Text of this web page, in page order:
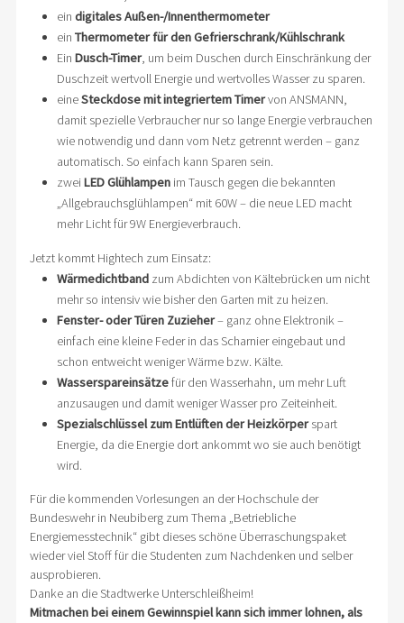
ein digitales Außen-/Innenthermometer
ein Thermometer für den Gefrierschrank/Kühlschrank
Ein Dusch-Timer, um beim Duschen durch Einschränkung der
Duschzeit wertvoll Energie und wertvolles Wasser zu sparen.
eineSteckdose mit integriertem Timervon ANSMANN,
damit spezielle Verbraucher nur so lange Energie verbrauchen
wie notwendig und dann vom Netz getrennt werden – ganz
automatisch. So einfach kann Sparen sein.
zwei LED Glühlampenim Tausch gegen die bekannten
„Allgebrauchsglühlampen“ mit 60W – die neue LED macht
mehr Licht für 9W Energieverbrauch.
Jetzt kommt Hightech zum Einsatz:
Wärmedichtbandzum Abdichten von Kältebrücken um nicht
mehr so intensiv wie bisher den Garten mit zu heizen.
Fenster- oder Türen Zuzieher– ganz ohne Elektronik –
einfach eine kleine Feder in das Scharnier eingebaut und
schon entweicht weniger Wärme bzw. Kälte.
Wasserspareinsätzefür den Wasserhahn, um mehr Luft
anzusaugen und damit weniger Wasser pro Zeiteinheit.
Spezialschlüssel zum Entlüften der Heizkörperspart
Energie, da die Energie dort ankommt wo sie auch benötigt
wird.
Für die kommenden Vorlesungen an der Hochschule der
Bundeswehr in Neubiberg zum Thema „Betriebliche
Energiemesstechnik“ gibt dieses schöne Überraschungspaket
wieder viel Stoff für die Studenten zum Nachdenken und selber
ausprobieren.
Danke an die Stadtwerke Unterschleißheim!
Mitmachen bei einem Gewinnspiel kann sich immer lohnen, als